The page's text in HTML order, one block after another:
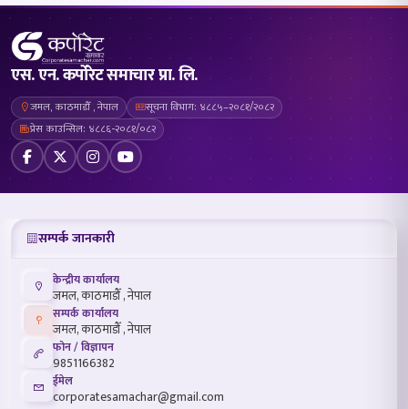
एस. एन. कर्पोरेट समाचार प्रा. लि.
जमल, काठमाडौँ , नेपाल
सूचना विभाग: ४८८५–२०८१/२०८२
प्रेस काउन्सिल: ४८८६-२०८१/०८२
सम्पर्क जानकारी
केन्द्रीय कार्यालय
जमल, काठमाडौँ , नेपाल
सम्पर्क कार्यालय
जमल, काठमाडौँ , नेपाल
फोन / विज्ञापन
9851166382
ईमेल
corporatesamachar@gmail.com